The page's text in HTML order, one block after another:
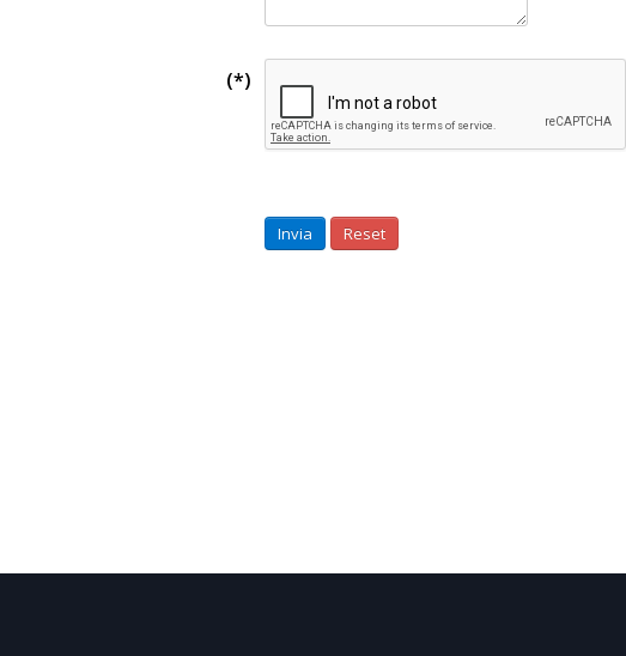
(*)
Invia Reset